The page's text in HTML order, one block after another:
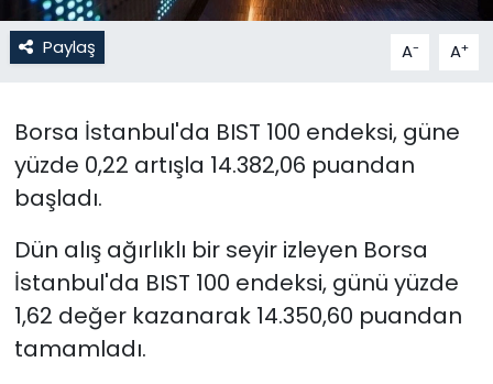
Paylaş A- A+
Borsa İstanbul'da BIST 100 endeksi, güne
yüzde 0,22 artışla 14.382,06 puandan
başladı.
Dün alış ağırlıklı bir seyir izleyen Borsa
İstanbul'da BIST 100 endeksi, günü yüzde
1,62 değer kazanarak 14.350,60 puandan
tamamladı.
Magazin
Nöbetçi Eczaneler
Otomobil Dünyası
Politika
SAĞLIK
Spor